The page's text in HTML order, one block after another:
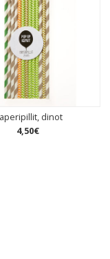
dinot
4,50€